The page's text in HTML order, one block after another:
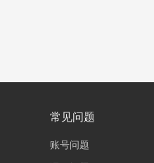
常见问题
账号问题